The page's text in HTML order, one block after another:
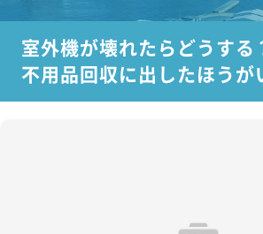
室外機が壊れたらどうする
不用品回収に出したほうが